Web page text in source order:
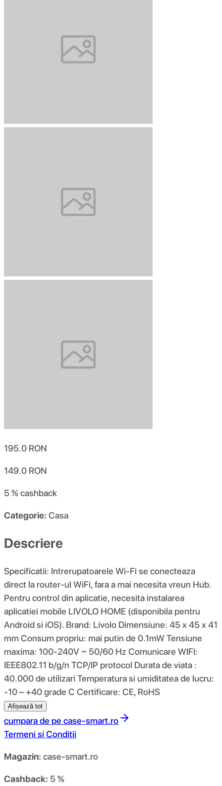
195.0 RON
149.0 RON
5 %cashback
Categorie: Casa
Descriere
Specificatii: Intrerupatoarele Wi-Fi se conecteaza
direct la router-ul WiFi, fara a mai necesita vreun Hub.
Pentru control din aplicatie, necesita instalarea
aplicatiei mobile LIVOLO HOME (disponibila pentru
Android si iOS). Brand: Livolo Dimensiune: 45 x 45 x 41
mm Consum propriu: mai putin de 0.1mW Tensiune
maxima: 100-240V ~ 50/60 Hz Comunicare WIFI:
IEEE802.11 b/g/n TCP/IP protocol Durata de viata :
40.000 de utilizari Temperatura si umiditatea de lucru:
-10 – +40 grade C Certificare: CE, RoHS
Afișează tot
cumpara de pe case-smart.ro
Termeni si Conditii
Magazin: case-smart.ro
Cashback: 5 %